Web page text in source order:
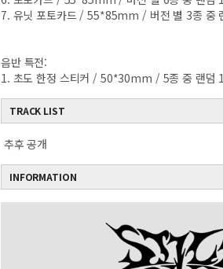
7. 유닛 포토카드 / 55*85mm / 버전 별 3종 중
음반 특전:
1. 초도 한정 스티커 / 50*30mm / 5종 중 랜덤
TRACK LIST
추후 공개
INFORMATION